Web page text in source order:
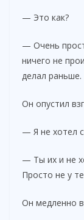
— Это как?
— Очень
ничего не
делал раньше.
Он опустил
— Я не хотел
— Ты их и не
Просто не у
Он медленно